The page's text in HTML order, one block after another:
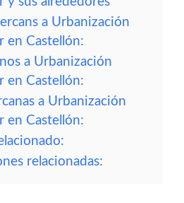
a Urbanización
en Castellón:
a Urbanización
en Castellón:
a Urbanización
en Castellón:
relacionadas: